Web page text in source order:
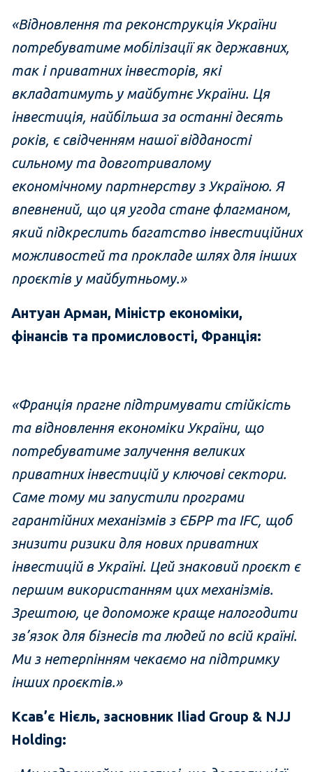
«Відновлення та реконструкція України
потребуватиме мобілізації як державних,
так і приватних інвесторів, які
вкладатимуть у майбутнє України. Ця
інвестиція, найбільша за останні десять
років, є свідченням нашої відданості
сильному та довготривалому
економічному партнерству з Україною. Я
впевнений, що ця угода стане флагманом,
який підкреслить багатство інвестиційних
можливостей та прокладе шлях для інших
проєктів у майбутньому.»
Антуан Арман, Міністр економіки,
фінансів та промисловості, Франція:
«Франція прагне підтримувати стійкість
та відновлення економіки України, що
потребуватиме залучення великих
приватних інвестицій у ключові сектори.
Саме тому ми запустили програми
гарантійних механізмів з ЄБРР та IFC, щоб
знизити ризики для нових приватних
інвестицій в Україні. Цей знаковий проєкт є
першим використанням цих механізмів.
Зрештою, це допоможе краще налогодити
зв’язок для бізнесів та людей по всій країні.
Ми з нетерпінням чекаємо на підтримку
інших проєктів.»
Ксав’є Нієль, засновник Iliad Group & NJJ
Holding: